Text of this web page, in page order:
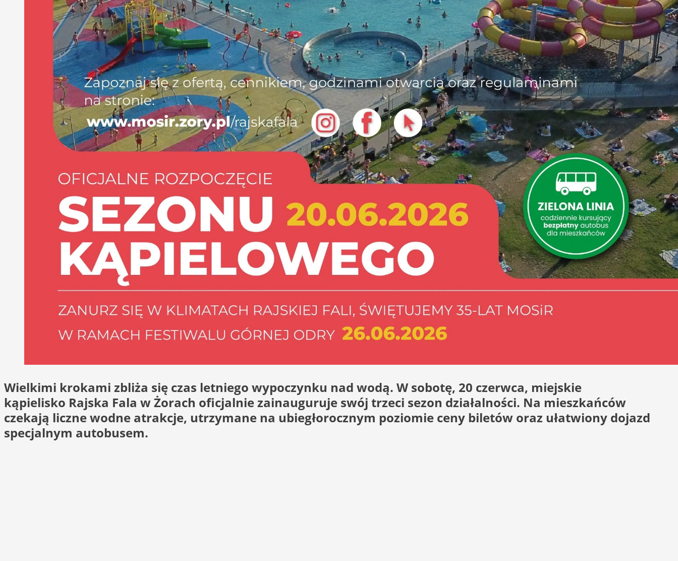
Wielkimi krokami zbliża się czas letniego wypoczynku nad wodą. W sobotę, 20 czerwca, miejskie
kąpielisko Rajska Fala w Żorach oficjalnie zainauguruje swój trzeci sezon działalności. Na mieszkańców
czekają liczne wodne atrakcje, utrzymane na ubiegłorocznym poziomie ceny biletów oraz ułatwiony dojazd
specjalnym autobusem.